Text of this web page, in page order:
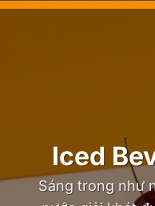
Iced
Sáng trong như